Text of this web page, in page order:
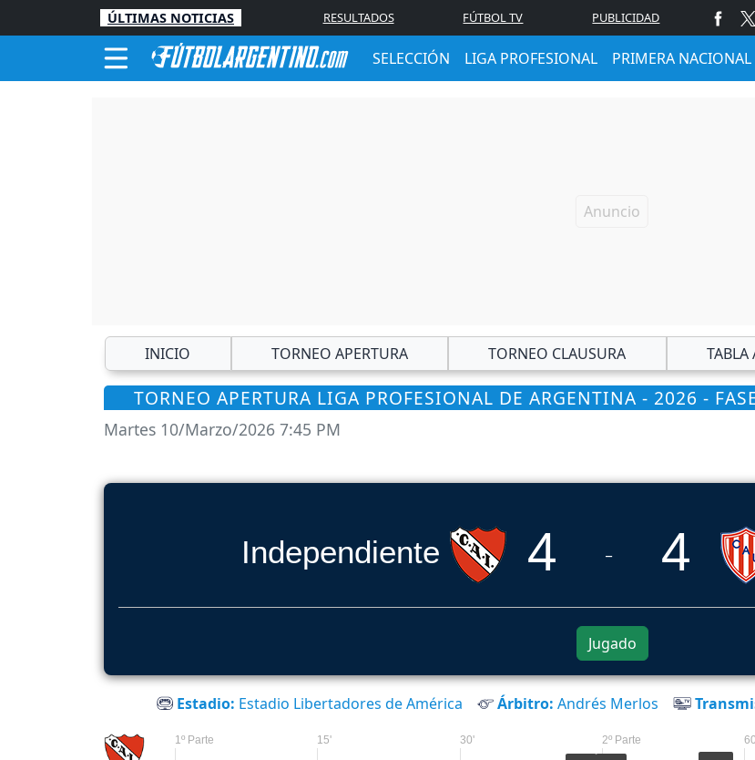
ÚLTIMAS NOTICIAS RESULTADOS FÚTBOL TV PUBLICIDAD
SELECCIÓN LIGA PROFESIONAL PRIMERA NACIONAL
INICIO TORNEO APERTURA TORNEO CLAUSURA
TORNEO APERTURA LIGA PROFESIONAL DE ARGENTINA - 2026 -
Martes 10/Marzo/2026 7:45 PM
Independiente 4 4
Jugado
Estadio: Estadio Libertadores de América Árbitro: Andrés Merlos
1º Parte 15' 30' 2º Parte